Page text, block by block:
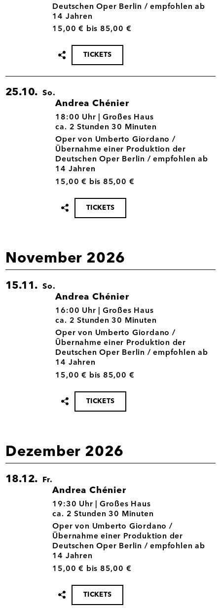
Deutschen Oper Berlin / empfohlen ab
14 Jahren
15,00 € bis 85,00 €
Termin
teilen
TICKETS
25.10. So.
Andrea Chénier
25.10.
18:00 Uhr |
Großes Haus
ca. 2 Stunden 30 Minuten
Oper von Umberto Giordano /
Übernahme einer Produktion der
Deutschen Oper Berlin / empfohlen ab
14 Jahren
15,00 € bis 85,00 €
Termin
teilen
TICKETS
November 2026
15.11. So.
Andrea Chénier
15.11.
16:00 Uhr |
Großes Haus
ca. 2 Stunden 30 Minuten
Oper von Umberto Giordano /
Übernahme einer Produktion der
Deutschen Oper Berlin / empfohlen ab
14 Jahren
15,00 € bis 85,00 €
Termin
teilen
TICKETS
Dezember 2026
18.12. Fr.
Andrea Chénier
18.12.
19:30 Uhr |
Großes Haus
ca. 2 Stunden 30 Minuten
Oper von Umberto Giordano /
Übernahme einer Produktion der
Deutschen Oper Berlin / empfohlen ab
14 Jahren
15,00 € bis 85,00 €
Termin
teilen
TICKETS